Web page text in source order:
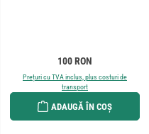
Preț obișnuit:
100 RON
Prețuri cu TVA inclus, plus costuri de
transport
ADAUGĂ ÎN COȘ